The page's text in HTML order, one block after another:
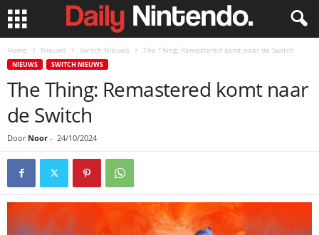
Home Nieuws Switch Nieuws The Thing: Remastered komt naar de Switch
NIEUWS SWITCH NIEUWS
The Thing: Remastered komt naar
de Switch
Door Noor - 24/10/2024